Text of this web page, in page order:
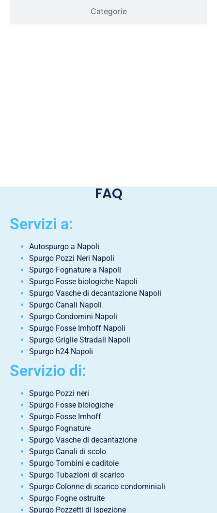
Categorie
FAQ
Servizi a:
Autospurgo a Napoli
Spurgo Pozzi Neri Napoli
Spurgo Fognature a Napoli
Spurgo Fosse biologiche Napoli
Spurgo Vasche di decantazione Napoli
Spurgo Canali Napoli
Spurgo Condomini Napoli
Spurgo Fosse Imhoff Napoli
Spurgo Griglie Stradali Napoli
Spurgo h24 Napoli
Servizio di:
Spurgo Pozzi neri
Spurgo Fosse biologiche
Spurgo Fosse Imhoff
Spurgo Fognature
Spurgo Vasche di decantazione
Spurgo Canali di scolo
Spurgo Tombini e caditoie
Spurgo Tubazioni di scarico
Spurgo Colonne di scarico condominiali
Spurgo Fogne ostruite
Spurgo Pozzetti di ispezione